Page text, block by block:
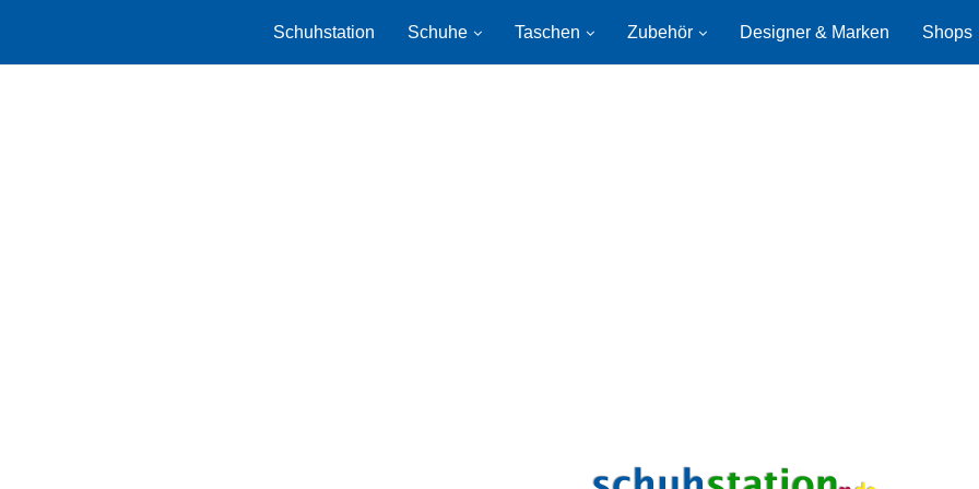
Schuhstation Schuhe Taschen Zubehör Designer & Marken Shops